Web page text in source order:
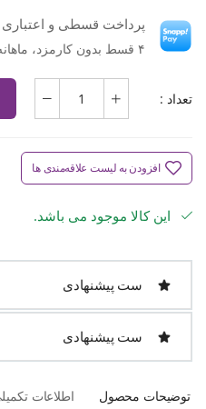
پرداخت قسطی و
۴ قسط بدون کارمزد، ماهانه ۳۲۵٬۳۲۵ تومان
تعداد :
افزودن به لیست علاقه‌مندی ها
این کالا موجود می باشد.
ست پیشنهادی
ست پیشنهادی
توضیحات محصول اطلاعات